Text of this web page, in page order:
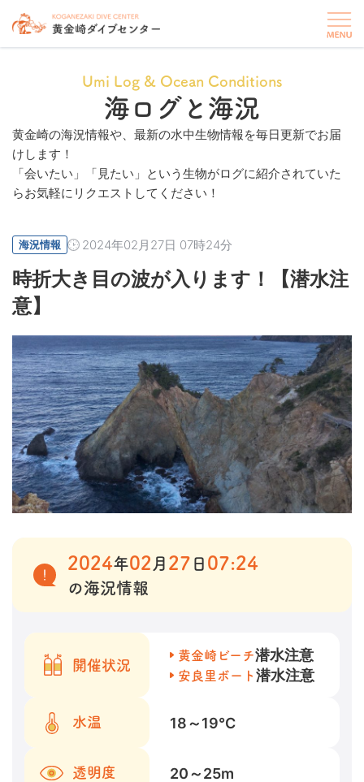
Umi Log & Ocean Conditions
海ログと海況
黄金崎の海況情報や、最新の水中生物情報を毎日更新でお届
けします！
「会いたい」「見たい」という生物がログに紹介されていた
らお気軽にリクエストしてください！
海況情報 2024年02月27日 07時24分
時折大き目の波が入ります！【潜水注
意】
2024年02 月 27 日 07:24
の海況情報
開催状況
黄金崎ビーチ潜水注意
安良里ボート 潜水注意
水温 18～19℃
透明度 20～25m